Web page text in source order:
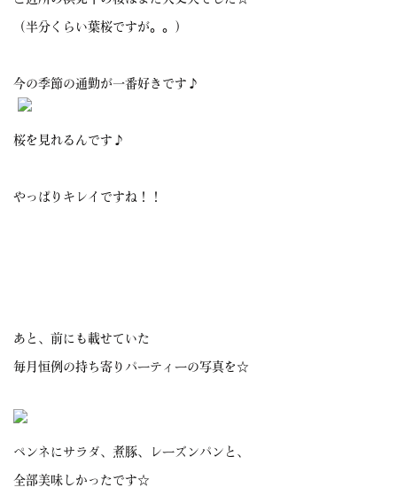
（半分くらい葉桜ですが。。）
今の季節の通勤が一番好きです♪
桜を見れるんです♪
やっぱりキレイですね！！
あと、前にも載せていた
毎月恒例の持ち寄りパーティーの写真を☆
ペンネにサラダ、煮豚、レーズンパンと、
全部美味しかったです☆